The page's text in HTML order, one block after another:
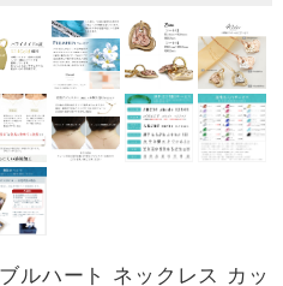
ルハート ネックレス カッ